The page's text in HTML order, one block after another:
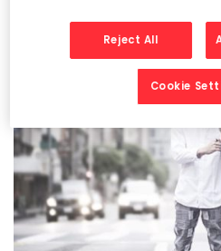
Reject All
Cookie